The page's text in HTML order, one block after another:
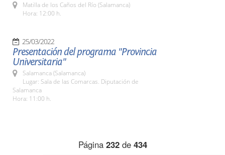
Matilla de los Caños del Río (Salamanca)
Hora: 12:00 h.
25/03/2022
Presentación del programa "Provincia
Universitaria"
Salamanca (Salamanca)
Lugar: Sala de las Comarcas. Diputación de
Salamanca
Hora: 11:00 h.
Página 232de 434